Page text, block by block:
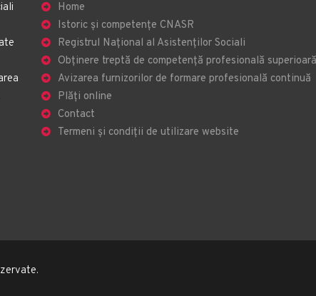
Home
Istoric și competențe CNASR
Registrul Național al Asistenților Sociali
Obținere treptă de competență profesională superioară
Avizarea furnizorilor de formare profesională continuă
Plăți online
Contact
Termeni și condiții de utilizare website